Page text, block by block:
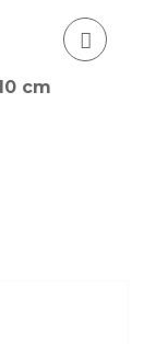
cm